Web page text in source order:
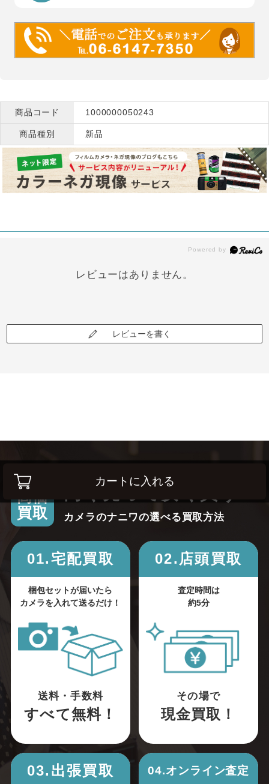
カートに入れる
商品コード 1000000050243
商品種別 新品
レビューはありません。
レビューを書く
高価
買取
カメラのナニワの選べる買取方法
01.宅配買取
梱包セットが届いたら
カメラを入れて送るだけ！
送料・手数料
すべて無料！
02.店頭買取
査定時間は
約5分
その場で
現金買取！
03.出張買取 04.オンライン査定